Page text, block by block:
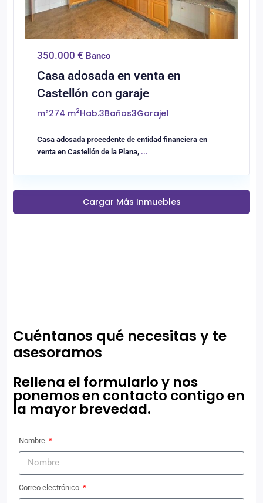
350.000 € Banco
Casa adosada en venta en
Castellón con garaje
m²274 m2Hab.3Baños3Garaje1
Casa adosada procedente de entidad financiera en
venta en Castellón de la Plana, ...
Cargar Más Inmuebles
Cuéntanos qué necesitas y te
asesoramos
Rellena el formulario y nos
ponemos en contacto contigo en
la mayor brevedad.
Nombre
Correo electrónico